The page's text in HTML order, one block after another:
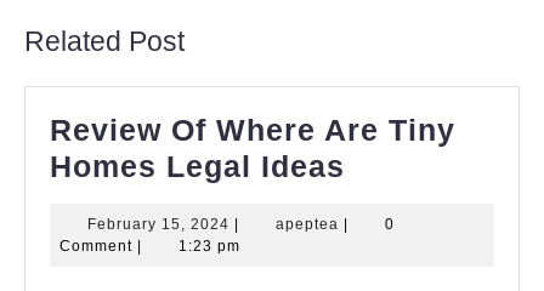
Related Post
Review Of Where Are Tiny
Homes Legal Ideas
Where
February 15, 2024 February
15,
| apeptea apeptea
|
0
Comment | 1:23 pm